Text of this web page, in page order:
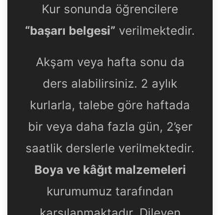
Kur sonunda öğrencilere
“başarı belgesi” verilmektedir.
Akşam veya hafta sonu da
ders alabilirsiniz. 2 aylık
kurlarla, talebe göre haftada
bir veya daha fazla gün, 2’şer
saatlik derslerle verilmektedir.
Boya ve kâğıt malzemeleri
kurumumuz tarafından